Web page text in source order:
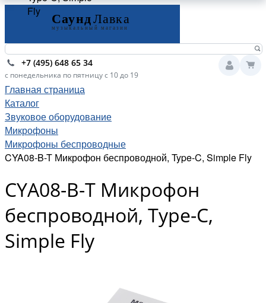
+7 (495) 648 65 34
с понедельника по пятницу с 10 до 19
Главная страница
Каталог
Звуковое оборудование
Микрофоны
Микрофоны беспроводные
CYA08-B-T Микрофон беспроводной, Type-C, Simple Fly
CYA08-B-T Микрофон
беспроводной, Type-C,
Simple Fly
Fly